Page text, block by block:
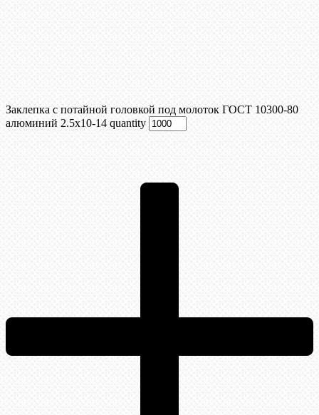
Заклепка с потайной головкой под молоток ГОСТ 10300-80
алюминий 2.5х10-14 quantity